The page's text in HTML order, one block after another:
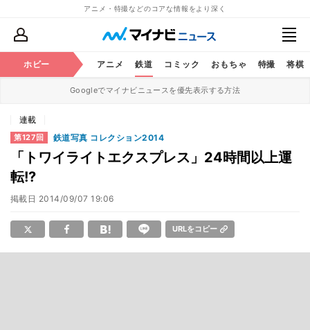
アニメ・特撮などのコアな情報をより深く
ホビー アニメ 鉄道 コミック おもちゃ 特撮 将棋
Googleでマイナビニュースを優先表示する方法
連載
第127回 鉄道写真 コレクション2014
「トワイライトエクスプレス」24時間以上運
転!?
掲載日 2014/09/07 19:06
URLをコピー